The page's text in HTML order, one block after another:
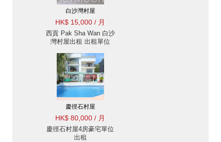
白沙灣村屋
HK$ 15,000 / 月
西貢 Pak Sha Wan 白沙
灣村屋出租 出租單位
慶徑石村屋
HK$ 80,000 / 月
慶徑石村屋4房豪宅單位
出租